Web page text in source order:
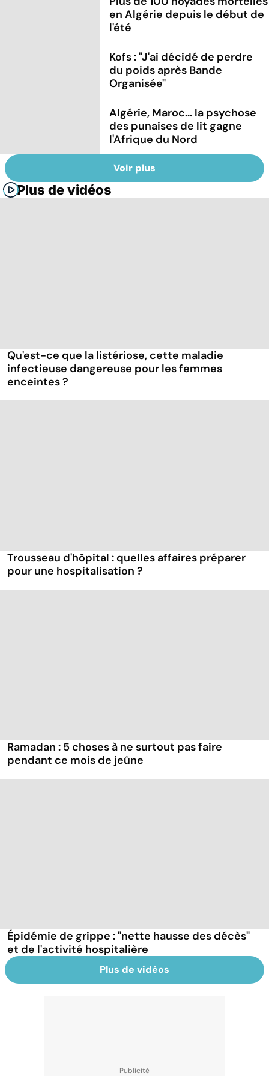
en Algérie depuis le début de
l'été
Kofs : "J'ai décidé de perdre
du poids après Bande
Organisée"
Algérie, Maroc... la psychose
des punaises de lit gagne
l'Afrique du Nord
Voir plus
Plus de vidéos
Qu'est-ce que la listériose, cette maladie
infectieuse dangereuse pour les femmes
enceintes ?
Trousseau d'hôpital : quelles affaires préparer
pour une hospitalisation ?
Ramadan : 5 choses à ne surtout pas faire
pendant ce mois de jeûne
Épidémie de grippe : "nette hausse des décès"
et de l'activité hospitalière
Plus de vidéos